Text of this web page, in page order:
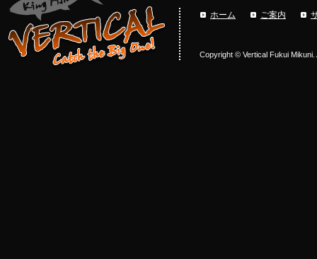
ホーム ご案内
Copyright © Vertical Fukui